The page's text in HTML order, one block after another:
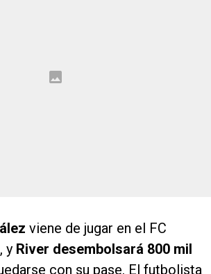
viene de jugar en el FC
y River desembolsará 800 mil
con su pase. El futbolista